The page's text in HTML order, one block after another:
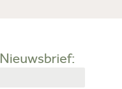
Nieuwsbrief: